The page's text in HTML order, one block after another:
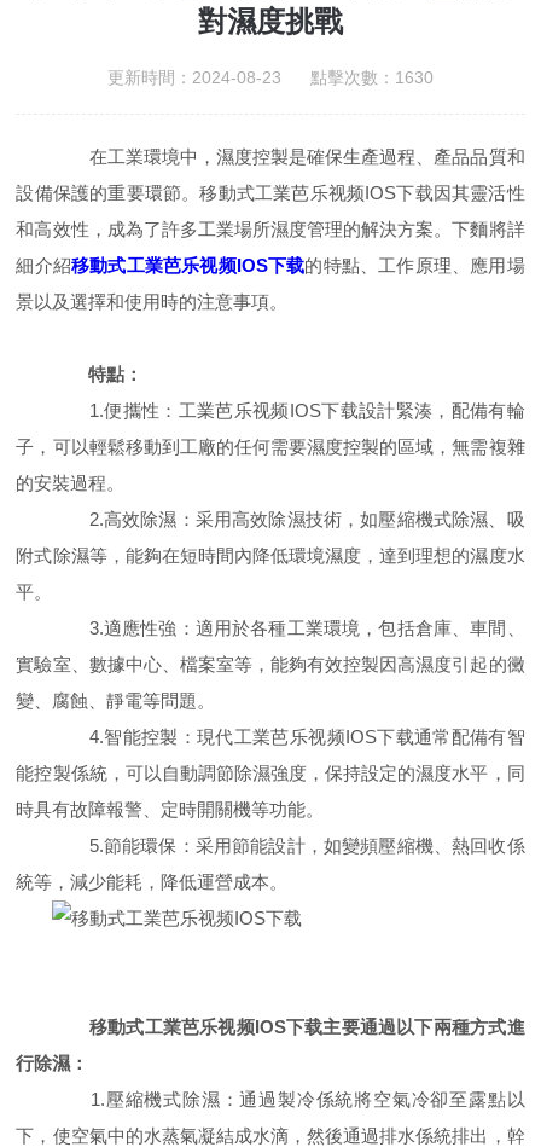
對濕度挑戰
更新時間：2024-08-23 點擊次數：1630
在工業環境中，濕度控製是確保生產過程、產品品質和
設備保護的重要環節。移動式工業芭乐视频IOS下载因其靈活性
和高效性，成為了許多工業場所濕度管理的解決方案。下麵將詳
細介紹移動式工業芭乐视频IOS下载的特點、工作原理、應用場
景以及選擇和使用時的注意事項。
特點：
1.便攜性：工業芭乐视频IOS下载設計緊湊，配備有輪
子，可以輕鬆移動到工廠的任何需要濕度控製的區域，無需複雜
的安裝過程。
2.高效除濕：采用高效除濕技術，如壓縮機式除濕、吸
附式除濕等，能夠在短時間內降低環境濕度，達到理想的濕度水
平。
3.適應性強：適用於各種工業環境，包括倉庫、車間、
實驗室、數據中心、檔案室等，能夠有效控製因高濕度引起的黴
變、腐蝕、靜電等問題。
4.智能控製：現代工業芭乐视频IOS下载通常配備有智
能控製係統，可以自動調節除濕強度，保持設定的濕度水平，同
時具有故障報警、定時開關機等功能。
5.節能環保：采用節能設計，如變頻壓縮機、熱回收係
統等，減少能耗，降低運營成本。
移動式工業芭乐视频IOS下载主要通過以下兩種方式進
行除濕：
1.壓縮機式除濕：通過製冷係統將空氣冷卻至露點以
下，使空氣中的水蒸氣凝結成水滴，然後通過排水係統排出，幹